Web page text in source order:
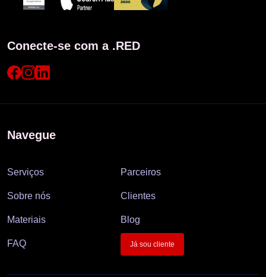
Conecte-se com a .RED
Navegue
Serviços Parceiros
Sobre nós Clientes
Materiais Blog
FAQ Já sou cliente